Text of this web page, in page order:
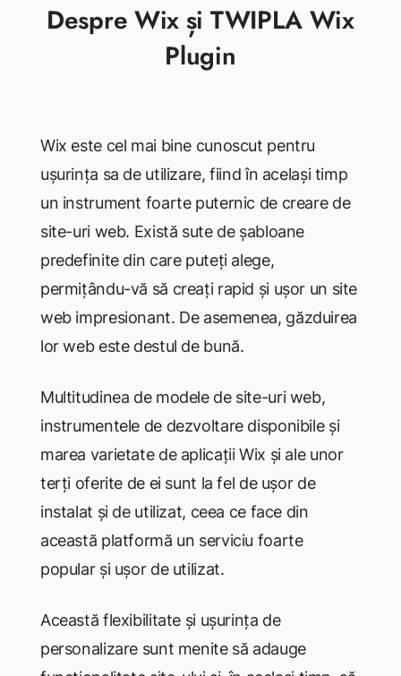
Despre Wix și TWIPLA Wix
Plugin
Wix este cel mai bine cunoscut pentru
ușurința sa de utilizare, fiind în același timp
un instrument foarte puternic de creare de
site-uri web. Există sute de șabloane
predefinite din care puteți alege,
permițându-vă să creați rapid și ușor un site
web impresionant. De asemenea, găzduirea
lor web este destul de bună.
Multitudinea de modele de site-uri web,
instrumentele de dezvoltare disponibile și
marea varietate de aplicații Wix și ale unor
terți oferite de ei sunt la fel de ușor de
instalat și de utilizat, ceea ce face din
această platformă un serviciu foarte
popular și ușor de utilizat.
Această flexibilitate și ușurința de
personalizare sunt menite să adauge